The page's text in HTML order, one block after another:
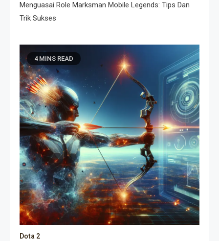
Menguasai Role Marksman Mobile Legends: Tips Dan
Trik Sukses
4 MINS READ
Dota 2